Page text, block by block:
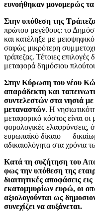
ευνοήθηκαν μονομερώς
Στην υπόθεση της
πρώτου μεγέθους: το
και κατέληξε με
σαφώς μικρότερη
τράπεζας. Τέτοιες
μεταφορά δημόσιου
Στην Κύρωση του νέου
απαράδεκτη και
συντελεστών στα νησιά
μεταναστών. Η
μεταφορικό κόστος είναι
φορολογικές ελαφρύνσεις,
ευρωπαϊκό δίκαιο —
αδικαιολόγητα στα χρόνια
Κατά τη συζήτηση του
φως την υπόθεση της
διαιτητικές αποφάσεις
εκατομμυρίων ευρώ, οι
αξιολογούνται ως
συνεχίζει να αυξάνεται.